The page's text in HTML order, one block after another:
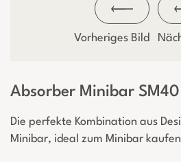
Vorheriges Bild
Absorber Minibar
Die perfekte Kombination aus
Minibar, ideal zum Minibar